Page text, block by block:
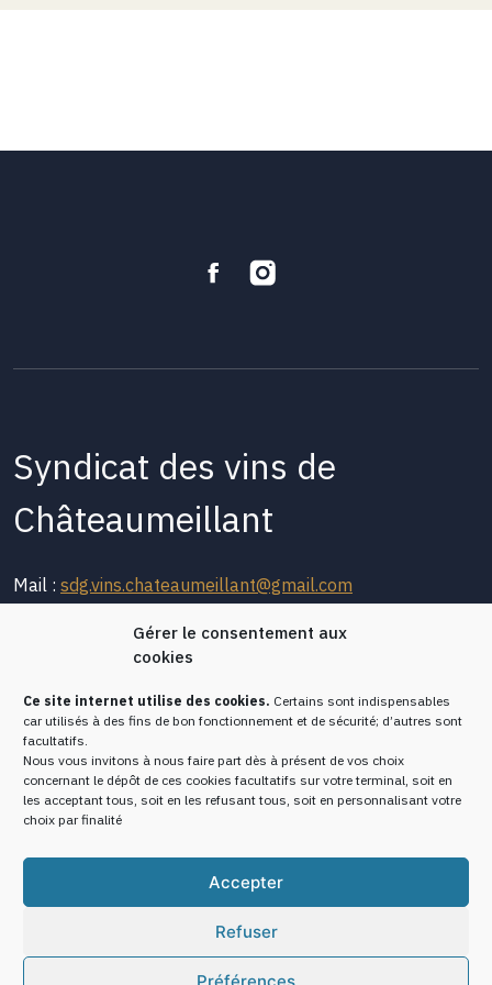
Gérer le consentement aux
cookies
Ce site internet utilise des cookies. Certains sont indispensables
car utilisés à des fins de bon fonctionnement et de sécurité; d’autres sont
facultatifs.
Nous vous invitons à nous faire part dès à présent de vos choix
concernant le dépôt de ces cookies facultatifs sur votre terminal, soit en
les acceptant tous, soit en les refusant tous, soit en personnalisant votre
choix par finalité
Accepter
Refuser
Préférences
Syndicat des vins de
Châteaumeillant
Mail : sdg.vins.chateaumeillant@gmail.com
Les vins de
Châteaumeillant
Le vignoble de
Visiter le vignoble de
Châteaumeillant
Formulaire de contact
Politique de protection des
données